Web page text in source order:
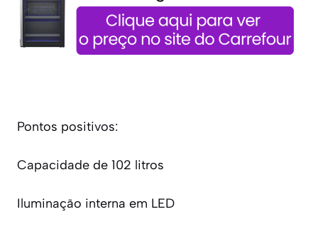
Pontos positivos:
Capacidade de 102 litros
Iluminação interna em LED